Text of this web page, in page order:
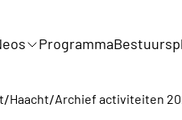
Programma
/Haacht/Archief activiteiten